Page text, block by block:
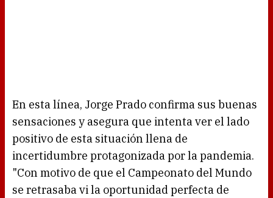
En esta línea, Jorge Prado confirma sus buenas
sensaciones y asegura que intenta ver el lado
positivo de esta situación llena de
incertidumbre protagonizada por la pandemia.
"Con motivo de que el Campeonato del Mundo
se retrasaba vi la oportunidad perfecta de